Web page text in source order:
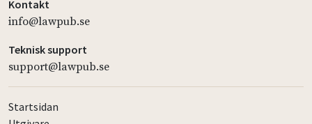
Kontakt
info@lawpub.se
Teknisk support
support@lawpub.se
Startsidan